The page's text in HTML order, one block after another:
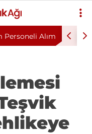
mi, Ameliyat mı? Bel